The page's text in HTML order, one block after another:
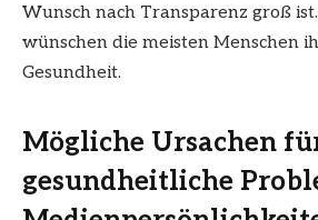
Wunsch nach Transparenz groß
wünschen die meisten Menschen
Gesundheit.
Mögliche Ursachen
gesundheitliche